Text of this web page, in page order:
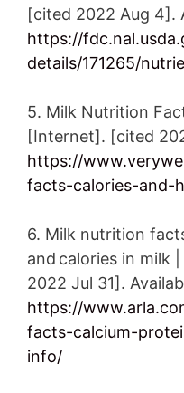
[cited 2022 Aug 4].
https://
details/171265/
5. Milk Nutrition
[Internet]. [cited
https://
facts-calories-and-
6. Milk nutrition
and calories in milk
2022 Jul 31].
https://
facts-calcium-
info/